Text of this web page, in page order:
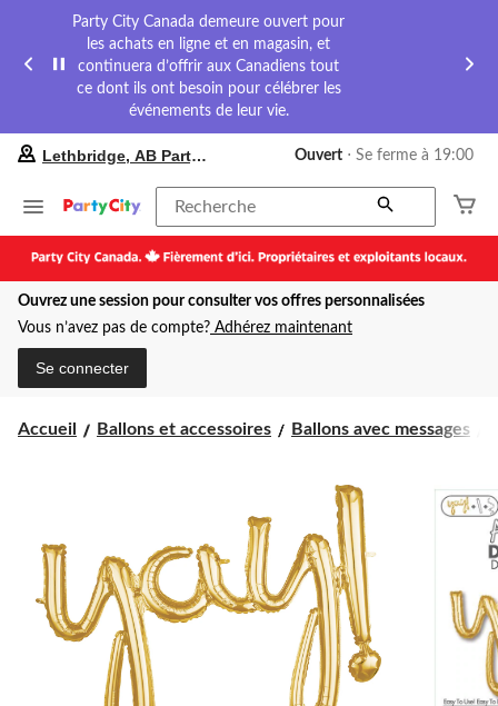
Party City Canada demeure ouvert pour
les achats en ligne et en magasin, et
continuera d’offrir aux Canadiens tout
ce dont ils ont besoin pour célébrer les
événements de leur vie.
préféré
Lethbridge,
Party
City,
courament
Ouvert,
cliquer
Lethbridge, AB Party City Ouvert ⋅ Se ferme à 19:00
Recherche
Ouvrez une session pour consulter vos offres personnalisées
Vous n’avez pas de compte? Adhérez maintenant
Se connecter
Accueil Ballons et accessoires Ballons avec messages
x